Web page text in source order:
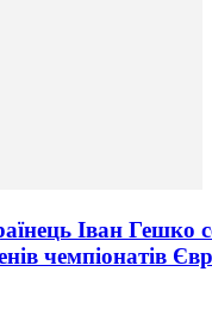
Іван Гешко
чемпіонатів